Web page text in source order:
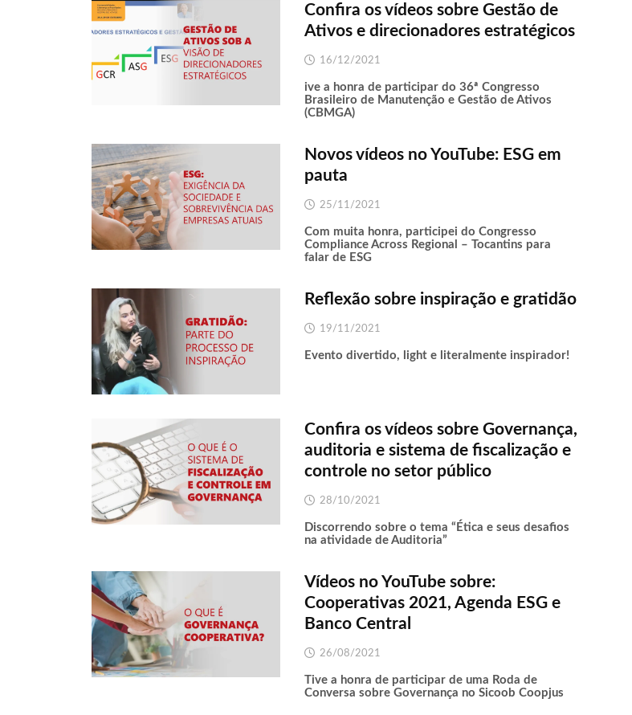
Confira os vídeos sobre Gestão de
Ativos e direcionadores estratégicos
16/12/2021
ive a honra de participar do 36ª Congresso
Brasileiro de Manutenção e Gestão de Ativos
(CBMGA)
Novos vídeos no YouTube: ESG em
pauta
25/11/2021
Com muita honra, participei do Congresso
Compliance Across Regional – Tocantins para
falar de ESG
Reflexão sobre inspiração e gratidão
19/11/2021
Evento divertido, light e literalmente inspirador!
Confira os vídeos sobre Governança,
auditoria e sistema de fiscalização e
controle no setor público
28/10/2021
Discorrendo sobre o tema “Ética e seus desafios
na atividade de Auditoria”
Vídeos no YouTube sobre:
Cooperativas 2021, Agenda ESG e
Banco Central
26/08/2021
Tive a honra de participar de uma Roda de
Conversa sobre Governança no Sicoob Coopjus